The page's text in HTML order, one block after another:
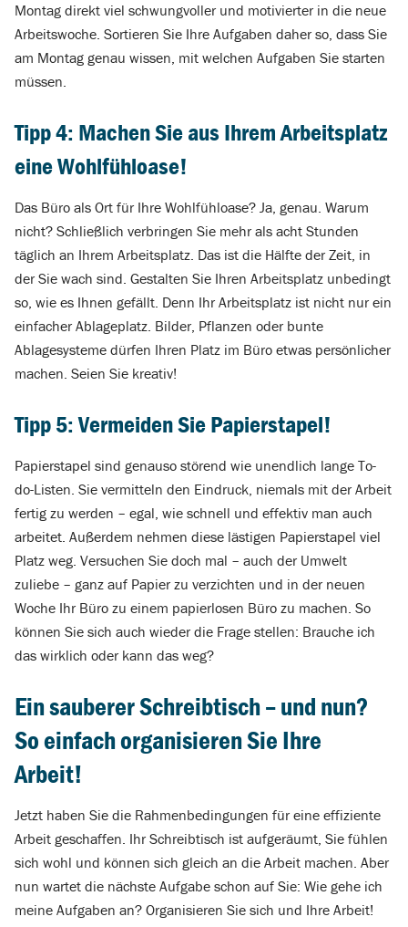
Montag direkt viel schwungvoller und motivierter in die neue
Arbeitswoche. Sortieren Sie Ihre Aufgaben daher so, dass Sie
am Montag genau wissen, mit welchen Aufgaben Sie starten
müssen.
Tipp 4: Machen Sie aus Ihrem Arbeitsplatz
eine Wohlfühloase!
Das Büro als Ort für Ihre Wohlfühloase? Ja, genau. Warum
nicht? Schließlich verbringen Sie mehr als acht Stunden
täglich an Ihrem Arbeitsplatz. Das ist die Hälfte der Zeit, in
der Sie wach sind. Gestalten Sie Ihren Arbeitsplatz unbedingt
so, wie es Ihnen gefällt. Denn Ihr Arbeitsplatz ist nicht nur ein
einfacher Ablageplatz. Bilder, Pflanzen oder bunte
Ablagesysteme dürfen Ihren Platz im Büro etwas persönlicher
machen. Seien Sie kreativ!
Tipp 5: Vermeiden Sie Papierstapel!
Papierstapel sind genauso störend wie unendlich lange To-
do-Listen. Sie vermitteln den Eindruck, niemals mit der Arbeit
fertig zu werden – egal, wie schnell und effektiv man auch
arbeitet. Außerdem nehmen diese lästigen Papierstapel viel
Platz weg. Versuchen Sie doch mal – auch der Umwelt
zuliebe – ganz auf Papier zu verzichten und in der neuen
Woche Ihr Büro zu einem papierlosen Büro zu machen. So
können Sie sich auch wieder die Frage stellen: Brauche ich
das wirklich oder kann das weg?
Ein sauberer Schreibtisch – und nun?
So einfach organisieren Sie Ihre
Arbeit!
Jetzt haben Sie die Rahmenbedingungen für eine effiziente
Arbeit geschaffen. Ihr Schreibtisch ist aufgeräumt, Sie fühlen
sich wohl und können sich gleich an die Arbeit machen. Aber
nun wartet die nächste Aufgabe schon auf Sie: Wie gehe ich
meine Aufgaben an? Organisieren Sie sich und Ihre Arbeit!